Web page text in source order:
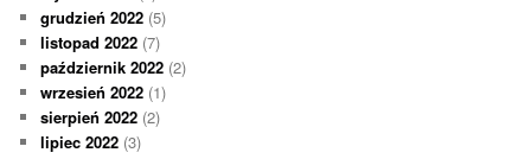
grudzień 2022 (5)
listopad 2022 (7)
październik 2022 (2)
wrzesień 2022 (1)
sierpień 2022 (2)
lipiec 2022 (3)